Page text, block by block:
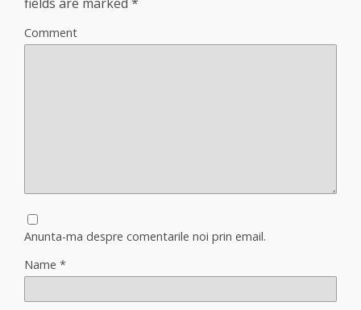
Comment
Anunta-ma despre comentarile noi prin email.
Name *